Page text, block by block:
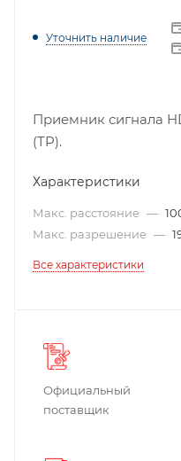
Уточнить наличие
Приемник сигнала
(TP).
Характеристики
Макс. расстояние —
Макс. разрешение —
Все характеристики
Официальный
поставщик